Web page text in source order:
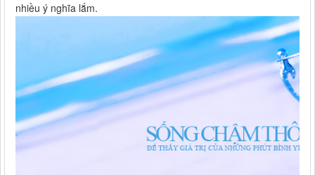
nhiều ý nghĩa lắm.